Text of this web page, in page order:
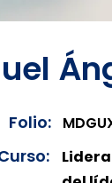
Folio: